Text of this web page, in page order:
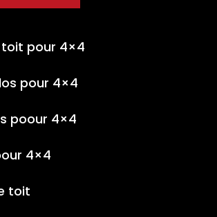
toit pour 4×4
pour 4×4
poour 4×4
4×4
toit